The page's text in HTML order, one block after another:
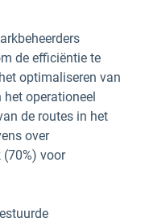
de efficiëntie te
optimaliseren van
het operationeel
de routes in het
over
voor